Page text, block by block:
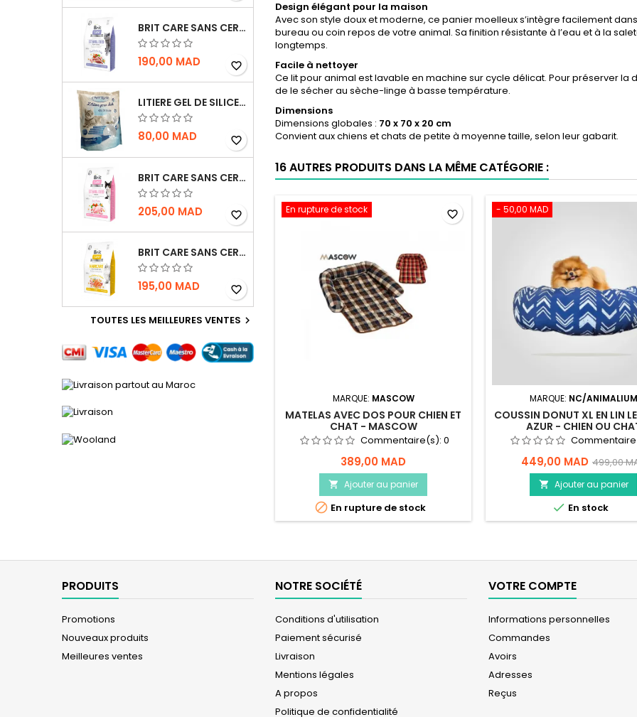
BRIT CARE SANS CEREALES STERILIZED WEIGHT CONTROL - CHAT - 2KG
190,00 MAD favorite_border
LITIERE GEL DE SILICE - PARFUM OCEAN - CHAT BOTE - 3.8L
80,00 MAD favorite_border
BRIT CARE SANS CEREALES STERILIZED SENSITIVE - CHAT - 2KG
205,00 MAD favorite_border
BRIT CARE SANS CEREALES HAIRCARE HEALTHY AND SHINY COAT - POUR CHAT - 2KG
195,00 MAD favorite_border
TOUTES LES MEILLEURES VENTES 
Design élégant pour la maison
Avec son style doux et moderne, ce panier moelleux s’intègre facilement
bureau ou coin repos de votre animal. Sa finition résistante à l’eau et à la
longtemps.
Facile à nettoyer
Ce lit pour animal est lavable en machine sur cycle délicat. Pour préserver
de le sécher au sèche-linge à basse température.
Dimensions
Dimensions globales : 70 x 70 x 20 cm
Convient aux chiens et chats de petite à moyenne taille, selon leur gabarit.
16 AUTRES PRODUITS DANS LA MÊME CATÉGORIE :
En rupture de stock
MARQUE: MASCOW
MATELAS AVEC DOS POUR CHIEN ET
CHAT - MASCOW
Commentaire(s): 0
389,00 MAD
 Ajouter au panier
 En rupture de stock
favorite_border - 50,00 MAD
MARQUE: NC/ANIMALIUM
COUSSIN DONUT XL EN LIN
AZUR - CHIEN OU
449,00 MAD 499,00
 Ajouter au panier
 En stock
PRODUITS
Promotions
Nouveaux produits
Meilleures ventes
NOTRE SOCIÉTÉ
Conditions d'utilisation
Paiement sécurisé
Livraison
Mentions légales
A propos
Politique de confidentialité
VOTRE COMPTE
Informations personnelles
Commandes
Avoirs
Adresses
Reçus